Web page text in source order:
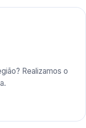
Realizamos o